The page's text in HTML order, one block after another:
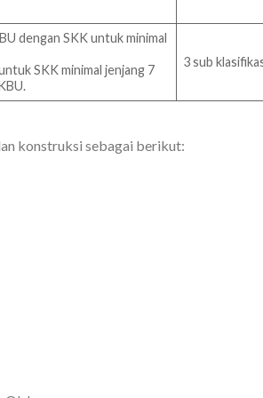
dengan SKK untuk minimal
SKK minimal jenjang 7
3 sub
konstruksi sebagai berikut: